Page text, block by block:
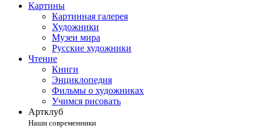
Картины
Картинная галерея
Художники
Музеи мира
Русские художники
Чтение
Книги
Энциклопедия
Фильмы о художниках
Учимся рисовать
Артклуб
Наши современники